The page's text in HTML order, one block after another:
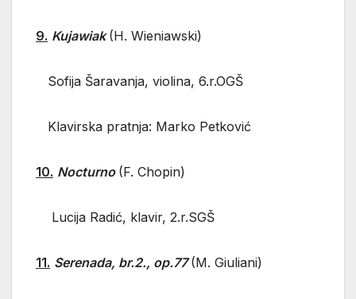
9. Kujawiak(H. Wieniawski)
Sofija Šaravanja, violina, 6.r.OGŠ
Klavirska pratnja: Marko Petković
10. Nocturno (F. Chopin)
Lucija Radić, klavir, 2.r.SGŠ
11. Serenada, br.2., op.77 (M. Giuliani)